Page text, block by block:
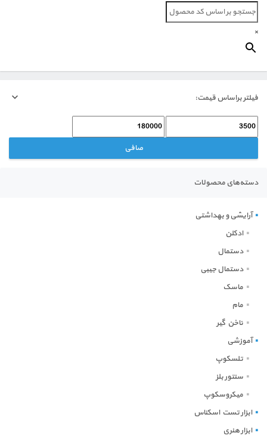
اداری
روزنگار
آرایشی و بهداشتی
خانه و آشپزخانه
×
فیلتر براساس قیمت:
حداقل
قیمت
حداكثر
صافی
دسته‌های محصولات
آرایشی و بهداشتی
ادکلن
دستمال
دستمال جیبی
ماسک
مام
ناخن گیر
آموزشی
تلسکوپ
سنتور بلز
میکروسکوپ
ابزار تست اسکناس
ابزار هنری